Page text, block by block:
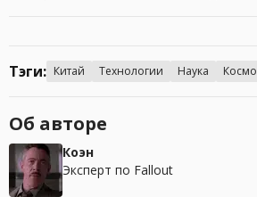
Тэги: Китай Технологии Наука
Об авторе
Коэн
Эксперт по Fallout